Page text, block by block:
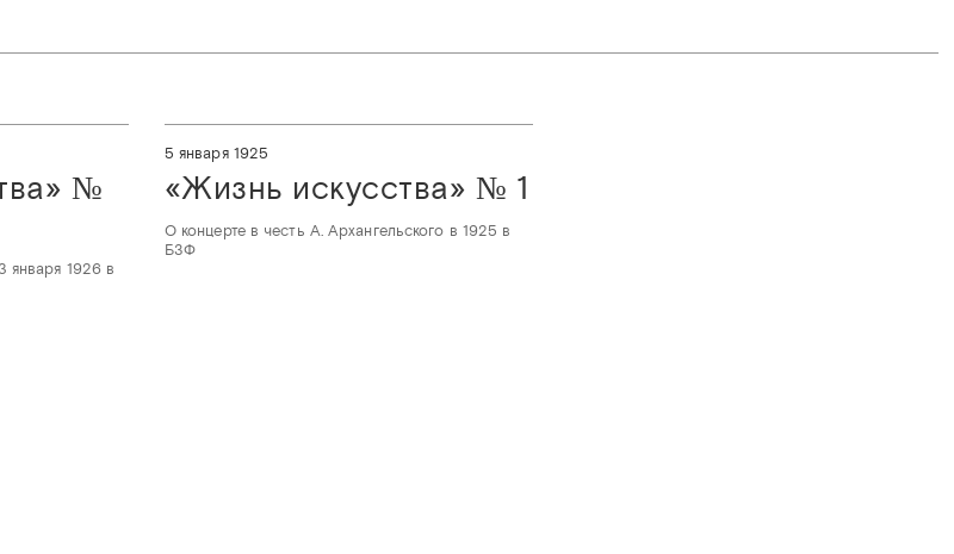
5 января 1925
«Жизнь искусства» № 1
О концерте в честь А. Архангельского в 1925 в
БЗФ
№
января 1926 в